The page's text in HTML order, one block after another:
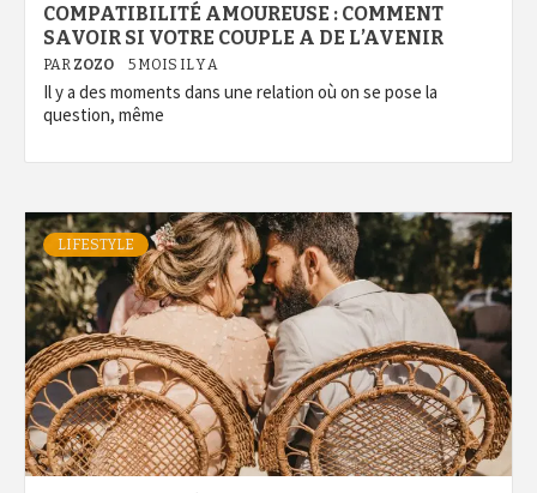
COMPATIBILITÉ AMOUREUSE : COMMENT
SAVOIR SI VOTRE COUPLE A DE L’AVENIR
PAR ZOZO 5 MOIS IL Y A
Il y a des moments dans une relation où on se pose la
question, même
LIFESTYLE